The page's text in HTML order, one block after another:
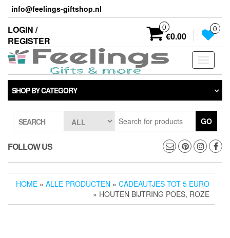
Skip
the
content
info@feelings-giftshop.nl
LOGIN /
REGISTER
0
€0.00
0
Toggle
SHOP BY CATEGORY
SEARCH GO
FOLLOW US
HOME » ALLE PRODUCTEN » CADEAUTJES TOT 5 EURO
» HOUTEN BIJTRING POES, ROZE